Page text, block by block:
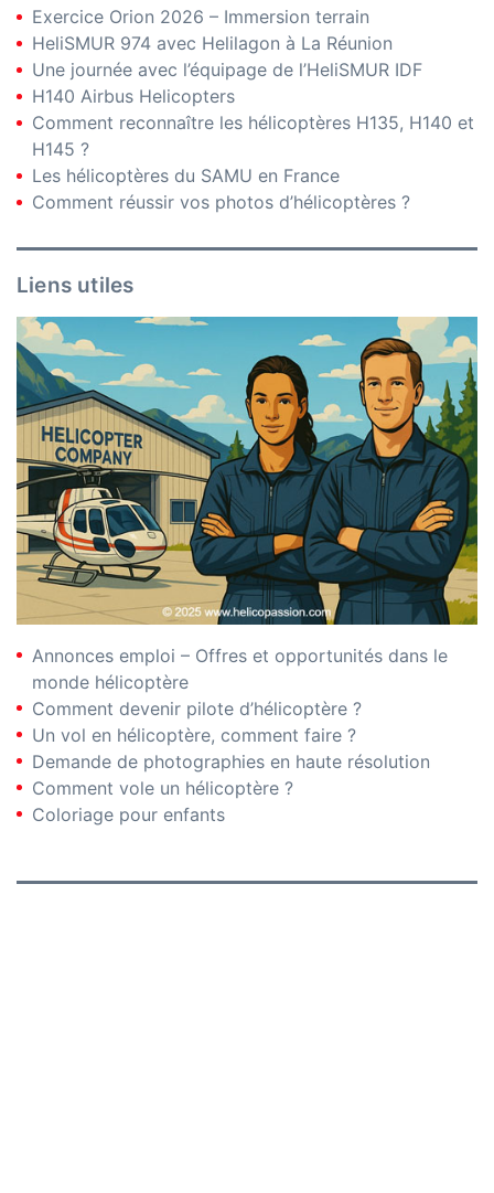
Exercice Orion 2026 – Immersion terrain
HeliSMUR 974 avec Helilagon à La Réunion
Une journée avec l’équipage de l’HeliSMUR IDF
H140 Airbus Helicopters
Comment reconnaître les hélicoptères H135, H140 et
H145 ?
Les hélicoptères du SAMU en France
Comment réussir vos photos d’hélicoptères ?
Liens utiles
Annonces emploi – Offres et opportunités dans le
monde hélicoptère
Comment devenir pilote d’hélicoptère ?
Un vol en hélicoptère, comment faire ?
Demande de photographies en haute résolution
Comment vole un hélicoptère ?
Coloriage pour enfants